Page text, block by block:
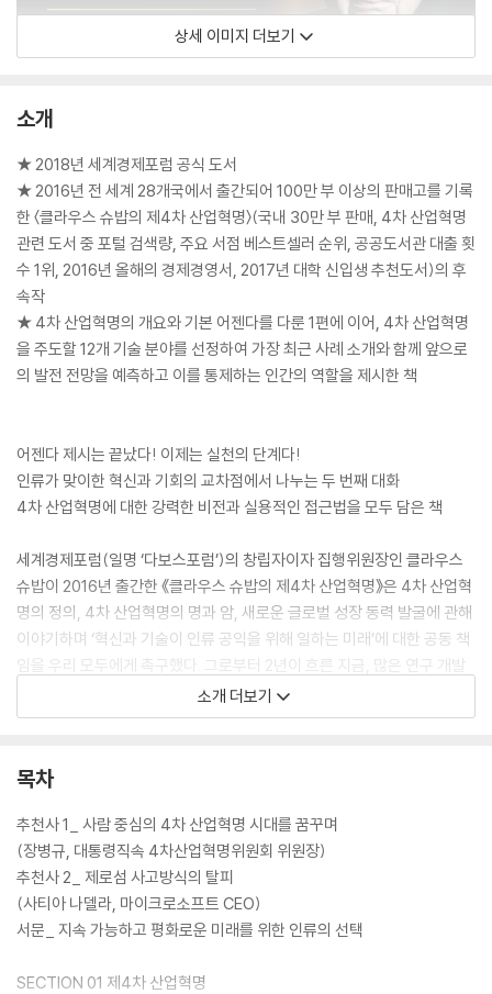
상세 이미지 더보기
소개
★ 2018년 세계경제포럼 공식 도서
★ 2016년 전 세계 28개국에서 출간되어 100만 부 이상의 판매고를 기록
한 〈클라우스 슈밥의 제4차 산업혁명〉(국내 30만 부 판매, 4차 산업혁명
관련 도서 중 포털 검색량, 주요 서점 베스트셀러 순위, 공공도서관 대출 횟
수 1위, 2016년 올해의 경제경영서, 2017년 대학 신입생 추천도서)의 후
속작
★ 4차 산업혁명의 개요와 기본 어젠다를 다룬 1편에 이어, 4차 산업혁명
을 주도할 12개 기술 분야를 선정하여 가장 최근 사례 소개와 함께 앞으로
의 발전 전망을 예측하고 이를 통제하는 인간의 역할을 제시한 책
어젠다 제시는 끝났다! 이제는 실천의 단계다!
인류가 맞이한 혁신과 기회의 교차점에서 나누는 두 번째 대화
4차 산업혁명에 대한 강력한 비전과 실용적인 접근법을 모두 담은 책
세계경제포럼(일명 ‘다보스포럼’)의 창립자이자 집행위원장인 클라우스
슈밥이 2016년 출간한 《클라우스 슈밥의 제4차 산업혁명》은 4차 산업혁
명의 정의, 4차 산업혁명의 명과 암, 새로운 글로벌 성장 동력 발굴에 관해
이야기하며 ‘혁신과 기술이 인류 공익을 위해 일하는 미래’에 대한 공동 책
임을 우리 모두에게 촉구했다. 그로부터 2년이 흐른 지금, 많은 연구 개발
의 결과로 첨단 기술들은 더욱 빠르게 변화하고 있고 기업들은 새로운 접
근 방식을 도입하기 시작했다. 새로운 기술과 비즈니스 모델이 노동 시장
등장하면서 이 책의 내용은 더욱 설득력을 얻었다.
럼에서는 4차 산업혁명이 몰고 온 정치·경제·사회 변화에 대해 세계가 어
떻게 대응해나가야 하는지에 대해 도널드 트럼프 미국 대통령, 마크롱 프
랑스 대통령, 나렌드라 모디 인도 총리, 빌 게이츠 마이크로소프트 회장,
마윈 알리바바 회장 등 각국 정재계 인사 약 4천 명이 참석하여 뜨거운 토
론을 진행하였다. 지속적 경제 발전 추진, 다극·다개념 세계로의 지향, 사
관련 연구 자료 중 4차 산업혁명 핵심 사항을 정리한 책이 바로 이번 도서
소개 더보기
목차
추천사 1_ 사람 중심의 4차 산업혁명 시대를 꿈꾸며
(장병규, 대통령직속 4차산업혁명위원회 위원장)
추천사 2_ 제로섬 사고방식의 탈피
(사티아 나델라, 마이크로소프트 CEO)
서문_ 지속 가능하고 평화로운 미래를 위한 인류의 선택
SECTION 01 제4차 산업혁명